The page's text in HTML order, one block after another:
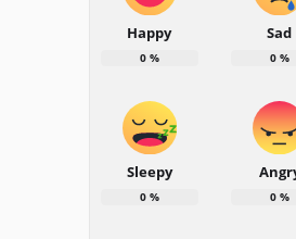
Happy
0%
Sad
0%
Sleepy
0% 0%